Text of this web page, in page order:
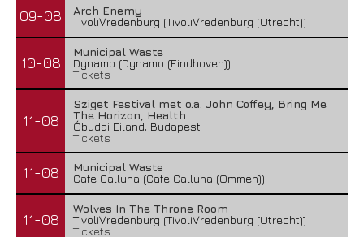
09-08
Arch Enemy
TivoliVredenburg (TivoliVredenburg (Utrecht))
10-08
Municipal Waste
Dynamo (Dynamo (Eindhoven))
Tickets
11-08
Sziget Festival met o.a. John Coffey, Bring Me
The Horizon, Health
Óbudai Eiland, Budapest
Tickets
11-08
Municipal Waste
Cafe Calluna (Cafe Calluna (Ommen))
11-08
Wolves In The Throne Room
TivoliVredenburg (TivoliVredenburg (Utrecht))
Tickets